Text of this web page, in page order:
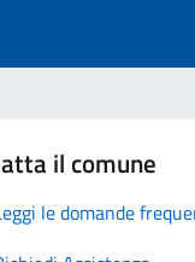
il comune
le domande